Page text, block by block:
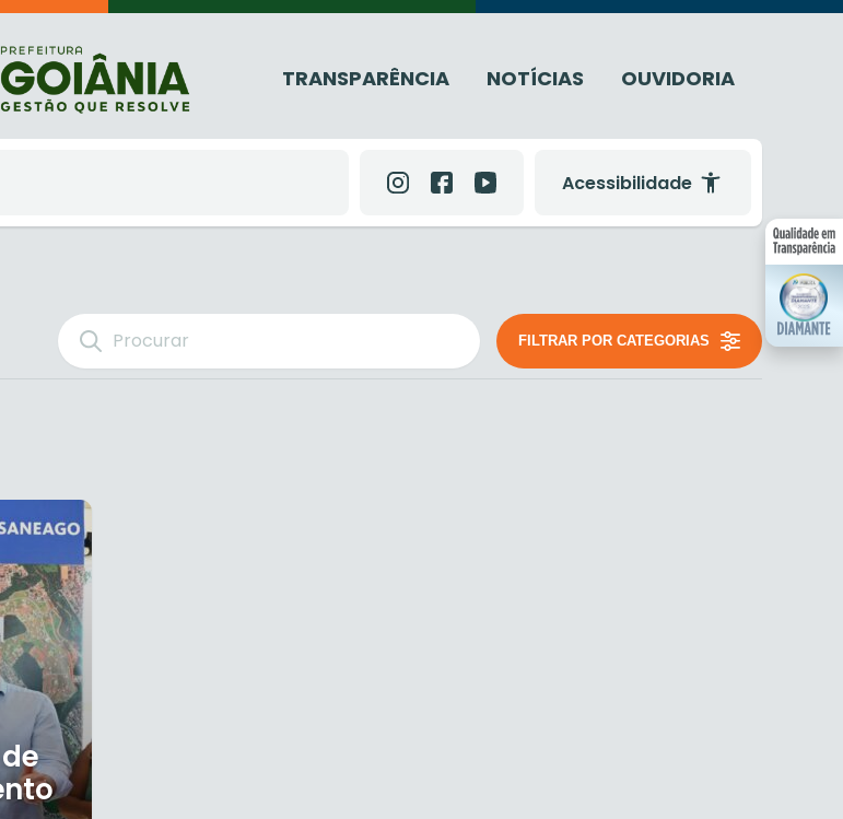
TRANSPARÊNCIA NOTÍCIAS OUVIDORIA
Acessibilidade
FILTRAR POR CATEGORIAS